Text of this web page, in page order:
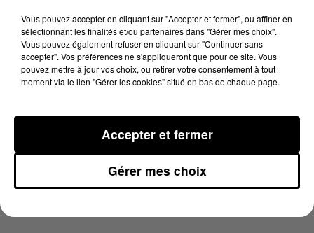
10 juin 2025 - 4 min 16 sec
LES INFOS DU BÉARN DU 10/06/2025 À 08H30
Vous pouvez accepter en cliquant sur "Accepter et fermer", ou affiner en
sélectionnant les finalités et/ou partenaires dans "Gérer mes choix".
Vous pouvez également refuser en cliquant sur "Continuer sans
accepter". Vos préférences ne s'appliqueront que pour ce site. Vous
pouvez mettre à jour vos choix, ou retirer votre consentement à tout
moment via le lien "Gérer les cookies" situé en bas de chaque page.
Gérer mes choix
Accepter et fermer